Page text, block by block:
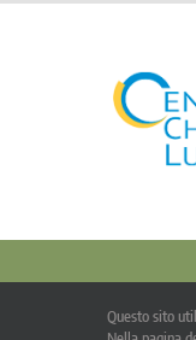
Questo sito